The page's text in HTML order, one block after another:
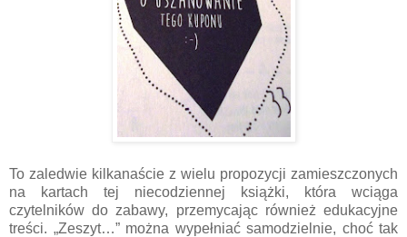
To zaledwie kilkanaście z wielu propozycji zamieszczonych
na kartach tej niecodziennej książki, która wciąga
czytelników do zabawy, przemycając również edukacyjne
treści. „Zeszyt…” można wypełniać samodzielnie, choć tak